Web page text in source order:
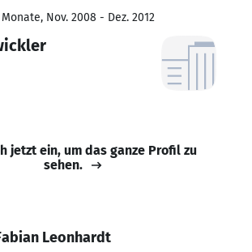
Nov. 2008 - Dez. 2012
jetzt ein, um das ganze Profil zu
sehen.
Leonhardt